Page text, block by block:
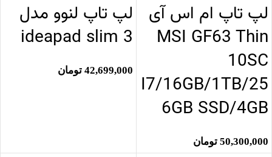
لپ تاپ ام اس آی
MSI GF63 Thin
10SC
I7/16GB/1TB/25
6GB SSD/4GB
50,300,000 تومان
لپ تاپ لنوو مدل
ideapad slim 3
42,699,000 تومان